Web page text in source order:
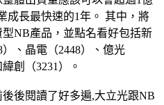
成長最快速的1年。 其中，將
NB產品，並點名看好包括新
）、晶電（2448）、億光
創（3231）。
後閱讀了好多遍,大立光跟NB